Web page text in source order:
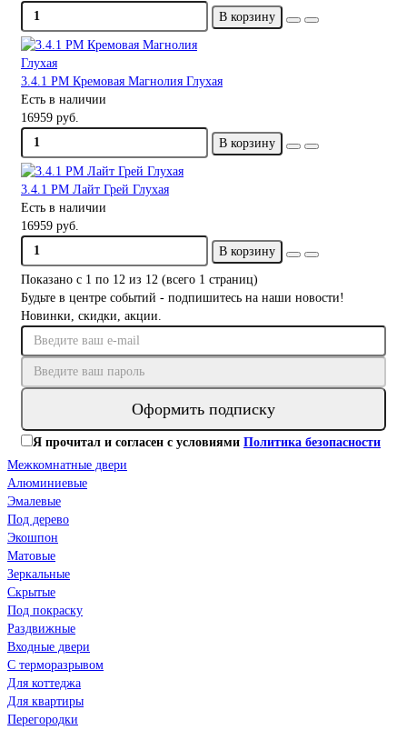
В корзину
3.4.1 PM Кремовая Магнолия Глухая
Есть в наличии
16959 руб.
В корзину
3.4.1 PM Лайт Грей Глухая
Есть в наличии
16959 руб.
В корзину
Показано с 1 по 12 из 12 (всего 1 страниц)
Будьте в центре событий - подпишитесь на наши новости!
Новинки, скидки, акции.
Оформить подписку
Я прочитал и согласен с условиями Политика безопасности
Межкомнатные двери
Алюминиевые
Эмалевые
Под дерево
Экошпон
Матовые
Зеркальные
Скрытые
Под покраску
Раздвижные
Входные двери
С терморазрывом
Для коттеджа
Для квартиры
Перегородки